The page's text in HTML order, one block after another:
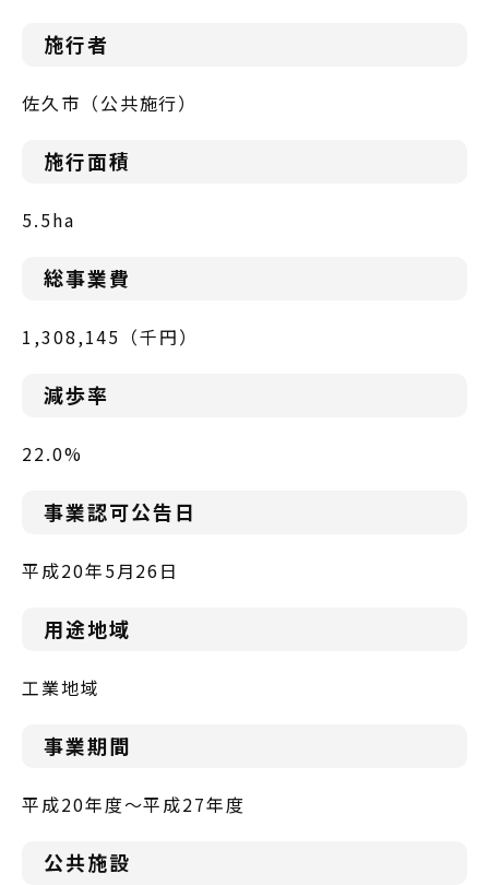
施行者
佐久市（公共施行）
施行面積
5.5ha
総事業費
1,308,145（千円）
減歩率
22.0%
事業認可公告日
平成20年5月26日
用途地域
工業地域
事業期間
平成20年度～平成27年度
公共施設